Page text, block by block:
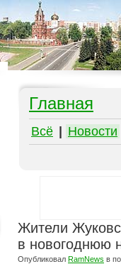
Главная
Всё Новости
Жители
в новогоднюю
Опубликовал RamNews в